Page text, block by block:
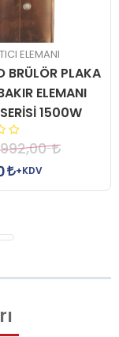
ELEMANI
BRÜLÖR PLAKA
ELEMANI
1500W
+KDV